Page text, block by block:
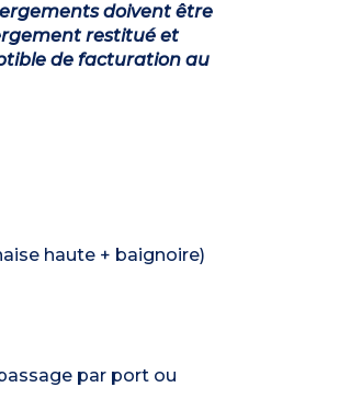
doivent être
restitué et
de facturation au
haute + baignoire)
par port ou